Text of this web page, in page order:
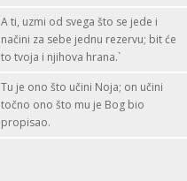
A ti, uzmi od svega što se jede i
načini za sebe jednu rezervu; bit će
to tvoja i njihova hrana.`
Tu je ono što učini Noja; on učini
točno ono što mu je Bog bio
propisao.